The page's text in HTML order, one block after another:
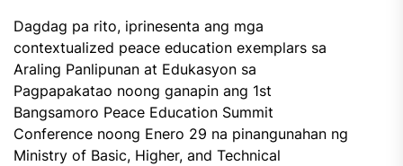
Dagdag pa rito, iprinesenta ang mga
contextualized peace education exemplars sa
Araling Panlipunan at Edukasyon sa
Pagpapakatao noong ganapin ang 1st
Bangsamoro Peace Education Summit
Conference noong Enero 29 na pinangunahan ng
Ministry of Basic, Higher, and Technical